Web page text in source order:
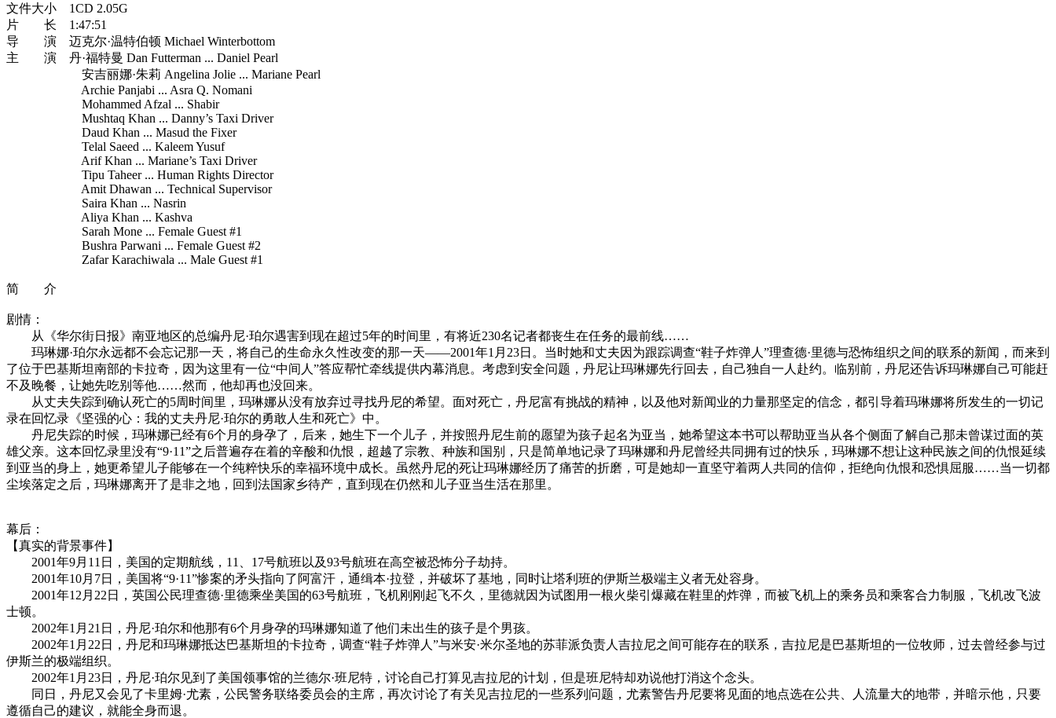
文件大小 1CD 2.05G
片 长 1:47:51
导 演 迈克尔·温特伯顿 Michael Winterbottom
主 演 丹·福特曼 Dan Futterman ... Daniel Pearl
安吉丽娜·朱莉 Angelina Jolie ... Mariane Pearl
Archie Panjabi ... Asra Q. Nomani
Mohammed Afzal ... Shabir
Mushtaq Khan ... Danny’s Taxi Driver
Daud Khan ... Masud the Fixer
Telal Saeed ... Kaleem Yusuf
Arif Khan ... Mariane’s Taxi Driver
Tipu Taheer ... Human Rights Director
Amit Dhawan ... Technical Supervisor
Saira Khan ... Nasrin
Aliya Khan ... Kashva
Sarah Mone ... Female Guest #1
Bushra Parwani ... Female Guest #2
Zafar Karachiwala ... Male Guest #1
简 介
剧情：
从《华尔街日报》南亚地区的总编丹尼·珀尔遇害到现在超过5年的时间里，有将近230名记者都丧生在任务的最前线……
玛琳娜·珀尔永远都不会忘记那一天，将自己的生命永久性改变的那一天——2001年1月23日。当时她和丈夫因为跟踪调查“鞋子炸弹人”理查德·里德与恐怖组织之间的联系的新闻，而来到
了位于巴基斯坦南部的卡拉奇，因为这里有一位“中间人”答应帮忙牵线提供内幕消息。考虑到安全问题，丹尼让玛琳娜先行回去，自己独自一人赴约。临别前，丹尼还告诉玛琳娜自己可能赶
不及晚餐，让她先吃别等他……然而，他却再也没回来。
从丈夫失踪到确认死亡的5周时间里，玛琳娜从没有放弃过寻找丹尼的希望。面对死亡，丹尼富有挑战的精神，以及他对新闻业的力量那坚定的信念，都引导着玛琳娜将所发生的一切记
录在回忆录《坚强的心：我的丈夫丹尼·珀尔的勇敢人生和死亡》中。
丹尼失踪的时候，玛琳娜已经有6个月的身孕了，后来，她生下一个儿子，并按照丹尼生前的愿望为孩子起名为亚当，她希望这本书可以帮助亚当从各个侧面了解自己那未曾谋过面的英
雄父亲。这本回忆录里没有“9·11”之后普遍存在着的辛酸和仇恨，超越了宗教、种族和国别，只是简单地记录了玛琳娜和丹尼曾经共同拥有过的快乐，玛琳娜不想让这种民族之间的仇恨延续
到亚当的身上，她更希望儿子能够在一个纯粹快乐的幸福环境中成长。虽然丹尼的死让玛琳娜经历了痛苦的折磨，可是她却一直坚守着两人共同的信仰，拒绝向仇恨和恐惧屈服……当一切都
尘埃落定之后，玛琳娜离开了是非之地，回到法国家乡待产，直到现在仍然和儿子亚当生活在那里。
幕后：
【真实的背景事件】
2001年9月11日，美国的定期航线，11、17号航班以及93号航班在高空被恐怖分子劫持。
2001年10月7日，美国将“9·11”惨案的矛头指向了阿富汗，通缉本·拉登，并破坏了基地，同时让塔利班的伊斯兰极端主义者无处容身。
2001年12月22日，英国公民理查德·里德乘坐美国的63号航班，飞机刚刚起飞不久，里德就因为试图用一根火柴引爆藏在鞋里的炸弹，而被飞机上的乘务员和乘客合力制服，飞机改飞波
士顿。
2002年1月21日，丹尼·珀尔和他那有6个月身孕的玛琳娜知道了他们未出生的孩子是个男孩。
2002年1月22日，丹尼和玛琳娜抵达巴基斯坦的卡拉奇，调查“鞋子炸弹人”与米安·米尔圣地的苏菲派负责人吉拉尼之间可能存在的联系，吉拉尼是巴基斯坦的一位牧师，过去曾经参与过
伊斯兰的极端组织。
2002年1月23日，丹尼·珀尔见到了美国领事馆的兰德尔·班尼特，讨论自己打算见吉拉尼的计划，但是班尼特却劝说他打消这个念头。
同日，丹尼又会见了卡里姆·尤素，公民警务联络委员会的主席，再次讨论了有关见吉拉尼的一些系列问题，尤素警告丹尼要将见面的地点选在公共、人流量大的地带，并暗示他，只要
遵循自己的建议，就能全身而退。